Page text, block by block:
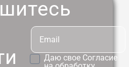
Даю свое Согласие